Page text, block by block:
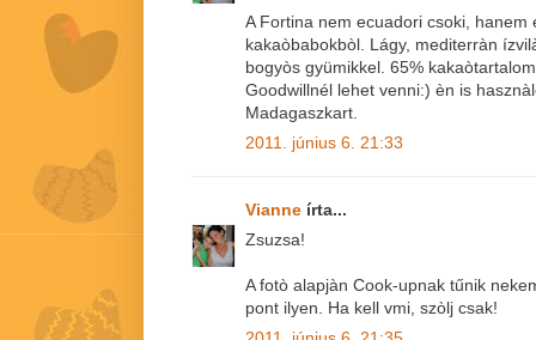
A Fortina nem ecuadori csoki,
kakaòbabokbòl. Lágy, mediterràn
bogyòs gyümikkel. 65%
Goodwillnél lehet venni:) èn is
Madagaszkart.
2011. június 6. 21:33
Vianne írta...
Zsuzsa!
A fotò alapjàn Cook-upnak tűnik
pont ilyen. Ha kell vmi, szòlj csak!